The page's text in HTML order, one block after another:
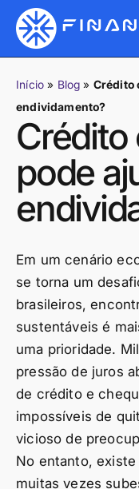
Início » Blog » Crédito
endividamento?
Crédito
pode
Em um cenário
se torna um
brasileiros,
sustentáveis é
uma prioridade.
pressão de juros
de crédito e
impossíveis de
vicioso de
No entanto,
muitas vezes